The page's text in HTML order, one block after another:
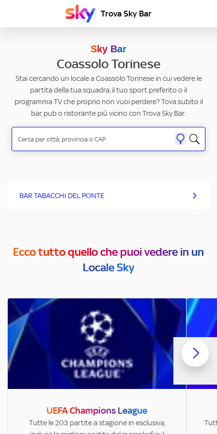
Trova Sky Bar
Sky Bar
Coassolo Torinese
Stai cercando un locale a Coassolo Torinese in cui vedere le
partita della tua squadra, il tuo sport preferito o il
programma TV che proprio non vuoi perdere? Tova subito il
bar, pub o ristorante più vicino con Trova Sky Bar.
BAR TABACCHI DEL PONTE
Ecco tutto quello che puoi vedere in un
Locale Sky
UEFA Champions League
Tutte le 203 partite a stagione in esclusiva,